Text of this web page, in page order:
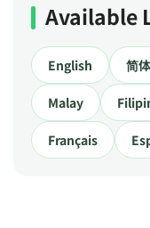
Available
English 简
Malay
Français